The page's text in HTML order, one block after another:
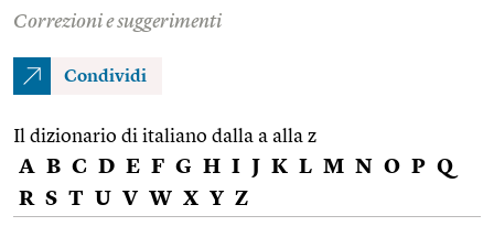
Correzioni e suggerimenti
Condividi
Il dizionario di italiano dalla a alla z
A B C D E F G H I J K L M N O P Q
R S T U V W X Y Z